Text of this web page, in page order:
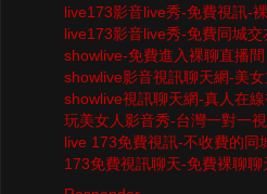
live173影音live秀-免費視訊-
live173影音live秀-免費同城交
showlive-免費進入裸聊直播間
showlive影音視訊聊天網-美
showlive視訊聊天網-真人在
玩美女人影音秀-台灣一對一
live 173免費視訊-不收費的同
173免費視訊聊天-免費裸聊聊